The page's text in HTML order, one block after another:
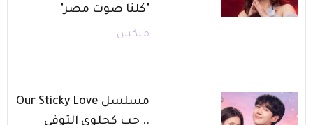
"كلنا صوت مصر"
ميكس
مسلسل Our Sticky Love
.. حب كحلوى التوفي